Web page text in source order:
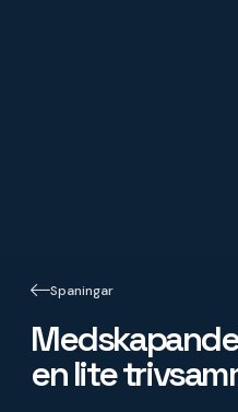
Spaningar
en lite